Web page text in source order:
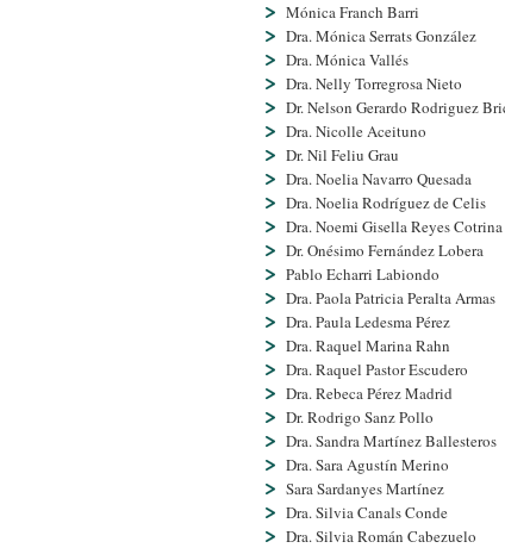
Mónica Franch Barri
Dra. Mónica Serrats González
Dra. Mónica Vallés
Dra. Nelly Torregrosa Nieto
Dr. Nelson Gerardo Rodriguez
Dra. Nicolle Aceituno
Dr. Nil Feliu Grau
Dra. Noelia Navarro Quesada
Dra. Noelia Rodrí­guez de Celis
Dra. Noemi Gisella Reyes Cotrina
Dr. Onésimo Fernández Lobera
Pablo Echarri Labiondo
Dra. Paola Patricia Peralta Armas
Dra. Paula Ledesma Pérez
Dra. Raquel Marina Rahn
Dra. Raquel Pastor Escudero
Dra. Rebeca Pérez Madrid
Dr. Rodrigo Sanz Pollo
Dra. Sandra Martínez Ballesteros
Dra. Sara Agustín Merino
Sara Sardanyes Martí­nez
Dra. Silvia Canals Conde
Dra. Silvia Román Cabezuelo